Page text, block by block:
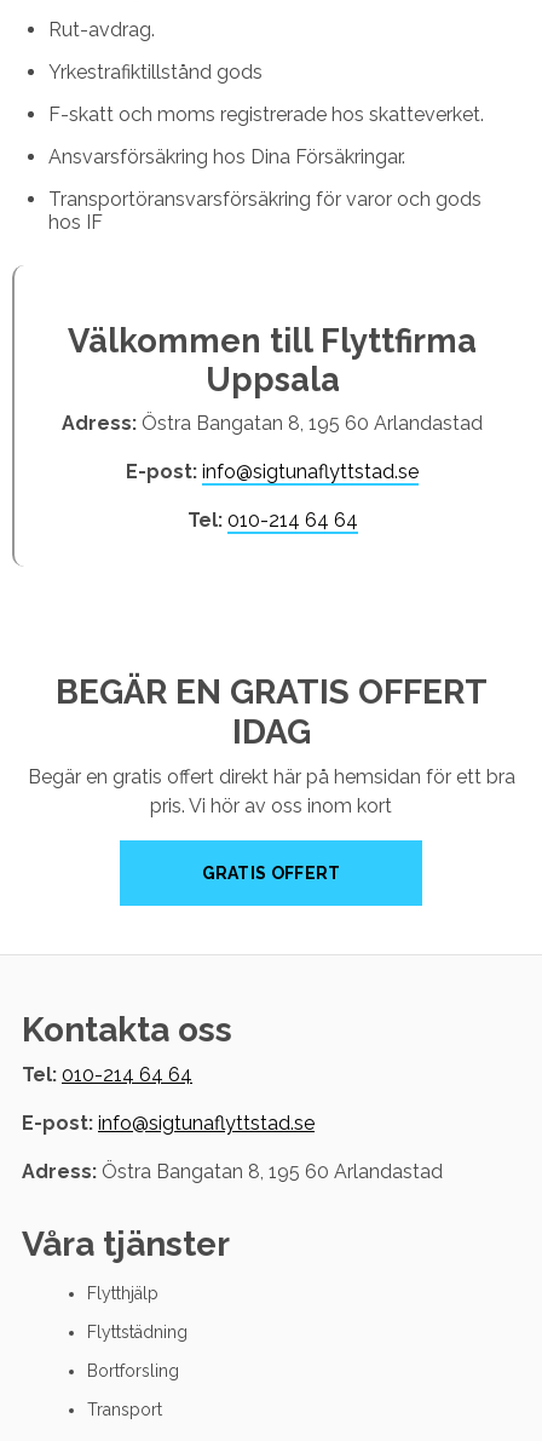
Rut-avdrag.
Yrkestrafiktillstånd gods
F-skatt och moms registrerade hos skatteverket.
Ansvarsförsäkring hos Dina Försäkringar.
Transportöransvarsförsäkring för varor och gods
hos IF
Välkommen till Flyttfirma
Uppsala
Adress: Östra Bangatan 8, 195 60 Arlandastad
E-post: info@sigtunaflyttstad.se
Tel: 010-214 64 64
BEGÄR EN GRATIS OFFERT
IDAG
Begär en gratis offert direkt här på hemsidan för ett bra
pris. Vi hör av oss inom kort
GRATIS OFFERT
Kontakta oss
Tel: 010-214 64 64
E-post: info@sigtunaflyttstad.se
Adress: Östra Bangatan 8, 195 60 Arlandastad
Våra tjänster
Flytthjälp
Flyttstädning
Bortforsling
Transport